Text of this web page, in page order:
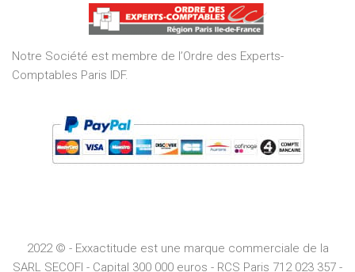
of
5
Notre Société est membre de l’Ordre des Experts-
Comptables Paris IDF.
2022 © - Exxactitude est une marque commerciale de la
SARL SECOFI - Capital 300 000 euros - RCS Paris 712 023 357 -